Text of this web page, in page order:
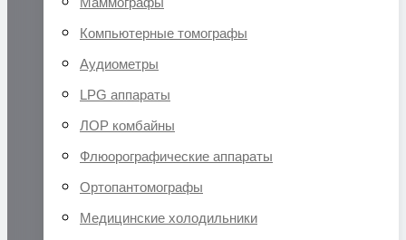
Компьютерные томографы
Аудиометры
LPG аппараты
ЛОР комбайны
Флюорографические аппараты
Ортопантомографы
Медицинские холодильники